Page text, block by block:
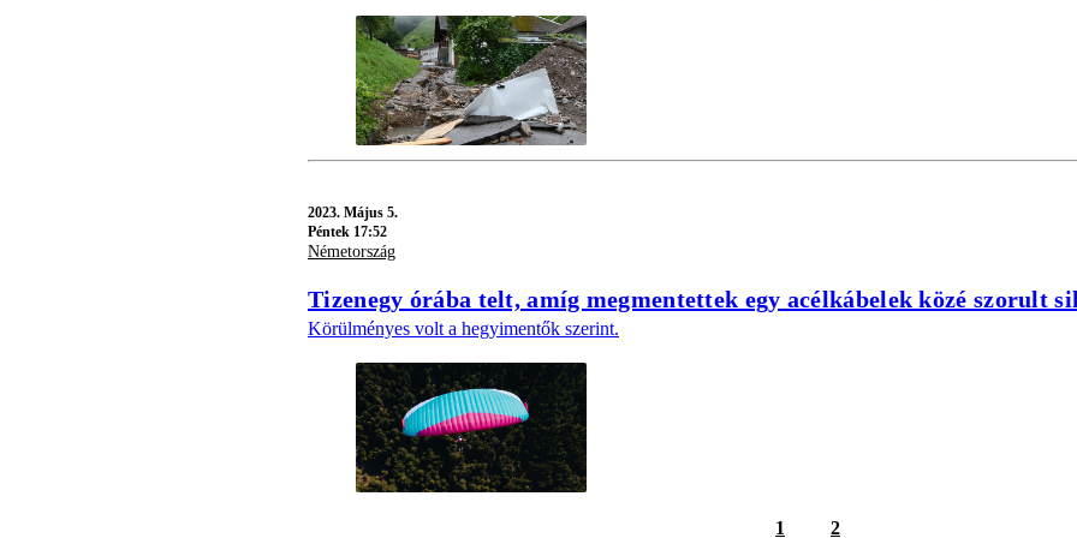
2023. Május 5.
Péntek 17:52
Németország
Tizenegy órába telt, amíg megmentettek egy acélkábelek közé szorult
Körülményes volt a hegyimentők szerint.
1 2